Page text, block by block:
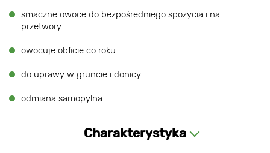
smaczne owoce do bezpośredniego spożycia i na
przetwory
owocuje obficie co roku
do uprawy w gruncie i donicy
odmiana samopylna
Charakterystyka